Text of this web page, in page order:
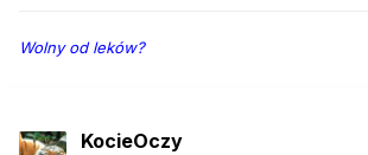
Wolny od leków?
KocieOczy